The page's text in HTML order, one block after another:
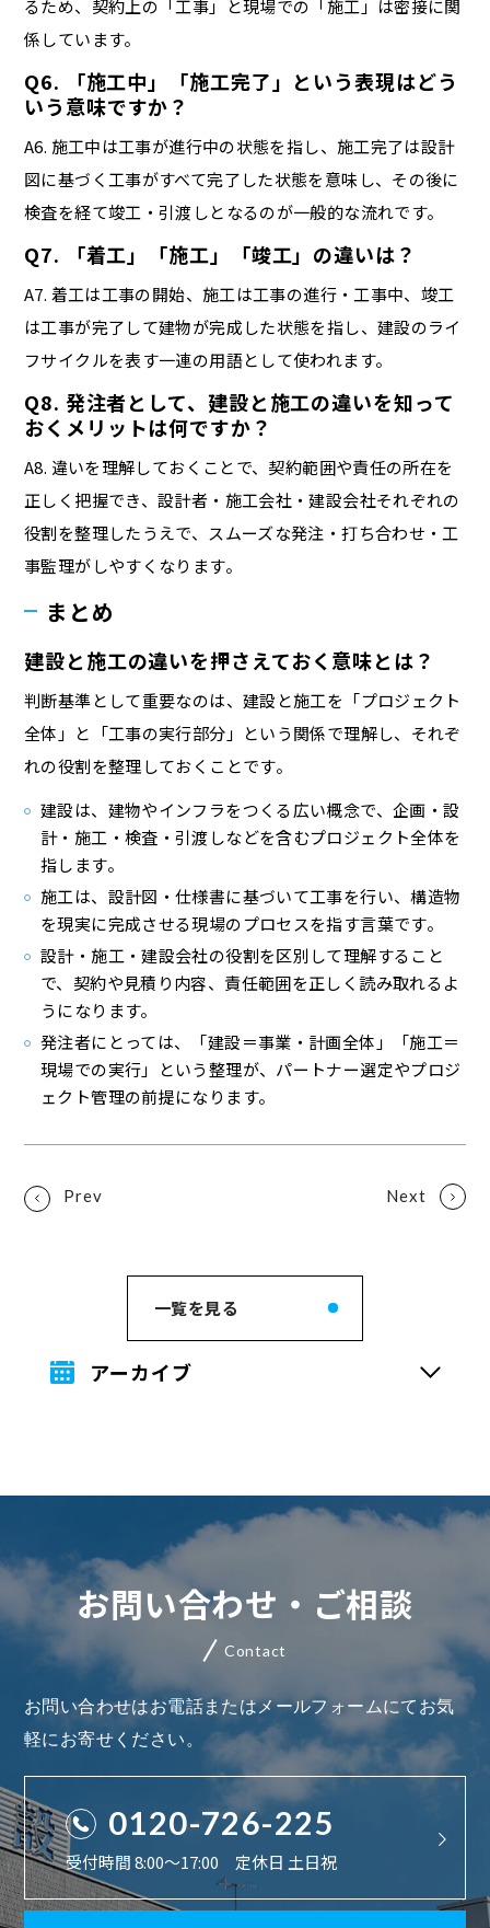
るため、契約上の「工事」と現場での「施工」は密接に関
係しています。
Q6. 「施工中」「施工完了」という表現はどう
いう意味ですか？
A6. 施工中は工事が進行中の状態を指し、施工完了は設計
図に基づく工事がすべて完了した状態を意味し、その後に
検査を経て竣工・引渡しとなるのが一般的な流れです。
Q7. 「着工」「施工」「竣工」の違いは？
A7. 着工は工事の開始、施工は工事の進行・工事中、竣工
は工事が完了して建物が完成した状態を指し、建設のライ
フサイクルを表す一連の用語として使われます。
Q8. 発注者として、建設と施工の違いを知って
おくメリットは何ですか？
A8. 違いを理解しておくことで、契約範囲や責任の所在を
正しく把握でき、設計者・施工会社・建設会社それぞれの
役割を整理したうえで、スムーズな発注・打ち合わせ・工
事監理がしやすくなります。
まとめ
建設と施工の違いを押さえておく意味とは？
判断基準として重要なのは、建設と施工を「プロジェクト
全体」と「工事の実行部分」という関係で理解し、それぞ
れの役割を整理しておくことです。
建設は、建物やインフラをつくる広い概念で、企画・設
計・施工・検査・引渡しなどを含むプロジェクト全体を
指します。
施工は、設計図・仕様書に基づいて工事を行い、構造物
を現実に完成させる現場のプロセスを指す言葉です。
設計・施工・建設会社の役割を区別して理解すること
で、契約や見積り内容、責任範囲を正しく読み取れるよ
うになります。
発注者にとっては、「建設＝事業・計画全体」「施工＝
現場での実行」という整理が、パートナー選定やプロジ
ェクト管理の前提になります。
一覧を見る
アーカイブ
お問い合わせはお電話またはメールフォームにてお気
軽にお寄せください。
Contact
お問い合わせ・ご相談
0120-726-225
受付時間 8:00〜17:00 定休日 土日祝